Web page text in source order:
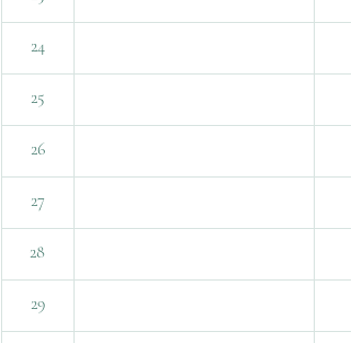
24
25
26
27
28
29